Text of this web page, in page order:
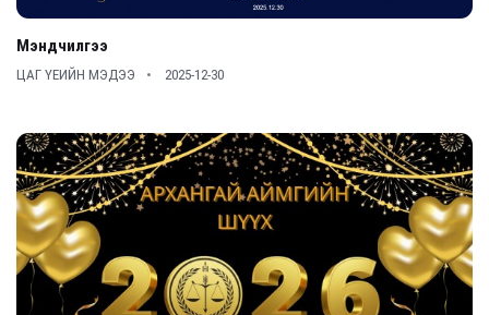
Мэндчилгээ
ЦАГ ҮЕИЙН МЭДЭЭ 2025-12-30